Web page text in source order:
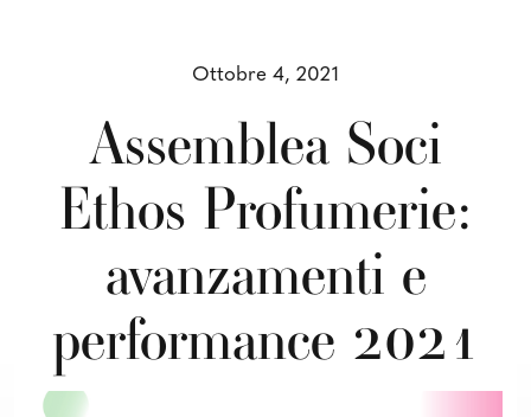
Ottobre 4, 2021
Assemblea Soci
Ethos Profumerie:
avanzamenti e
performance 2021